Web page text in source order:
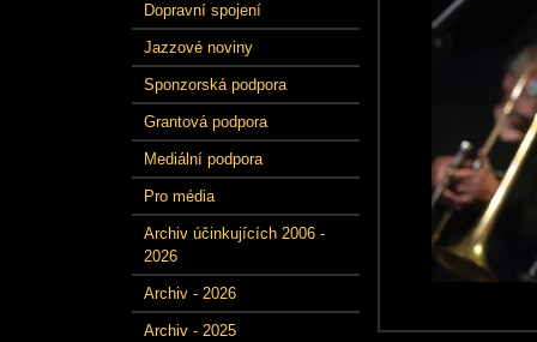
Dopravní spojení
Jazzové noviny
Sponzorská podpora
Grantová podpora
Mediální podpora
Pro média
Archiv účinkujících 2006 -
2026
Archiv - 2026
Archiv - 2025